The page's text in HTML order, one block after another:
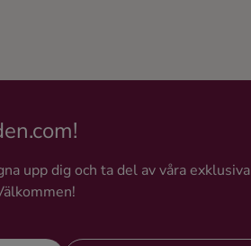
upp dig och ta del av våra exklusiva